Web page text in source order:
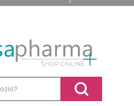
Cerca Prodotto